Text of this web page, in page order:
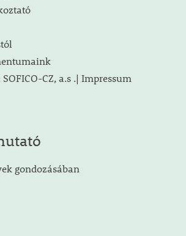
CZ, a.s .| Impressum
gondozásában